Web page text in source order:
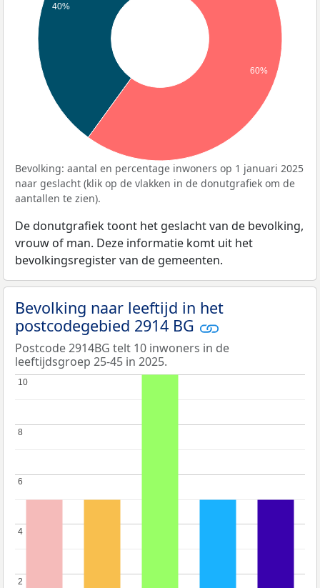
40%
60%
Bevolking: aantal en percentage inwoners op 1 januari 2025
naar geslacht (klik op de vlakken in de donutgrafiek om de
aantallen te zien).
De donutgrafiek toont het geslacht van de bevolking,
vrouw of man. Deze informatie komt uit het
bevolkingsregister van de gemeenten.
Bevolking naar leeftijd in het
postcodegebied 2914 BG
Postcode 2914BG telt 10 inwoners in de
leeftijdsgroep 25-45 in 2025.
2
2
4
4
6
6
8
8
10
10